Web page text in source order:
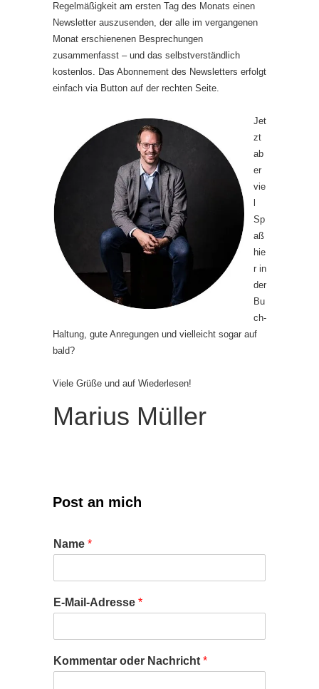
Regelmäßigkeit am ersten Tag des Monats einen
Newsletter auszusenden, der alle im vergangenen
Monat erschienenen Besprechungen
zusammenfasst – und das selbstverständlich
kostenlos. Das Abonnement des Newsletters erfolgt
einfach via Button auf der rechten Seite.
Jet
zt
ab
er
vie
Sp
aß
hie
r in
der
Bu
ch-
Haltung, gute Anregungen und vielleicht sogar auf
bald?
Viele Grüße und auf Wiederlesen!
Marius Müller
Post an mich
Name *
E-Mail-Adresse *
Kommentar oder Nachricht *